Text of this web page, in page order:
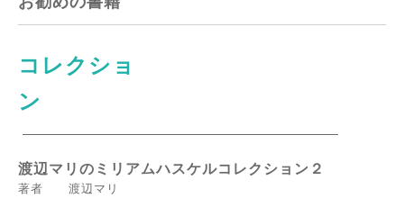
コレクショ
ン
渡辺マリのミリアムハスケルコレクション２
著者 渡辺マリ